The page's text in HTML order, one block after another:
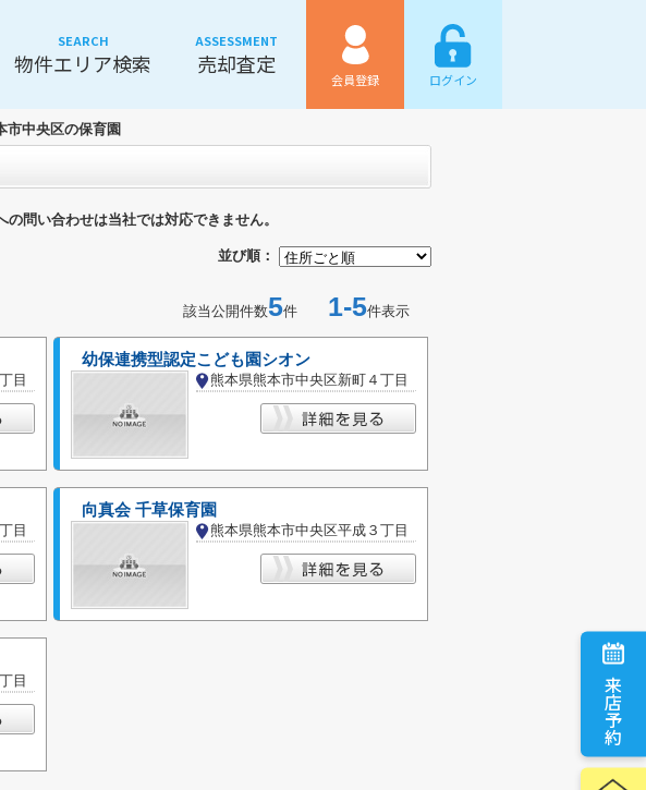
SEARCH
物件エリア検索
ASSESSMENT
売却査定
会員登録 ログイン
来店予約
市中央区の保育園
問い合わせは当社では対応できません。
並び順：
該当公開件数5件 1-5件表示
目
幼保連携型認定こども園シオン
熊本県熊本市中央区新町４丁目
目
向真会 千草保育園
熊本県熊本市中央区平成３丁目
目